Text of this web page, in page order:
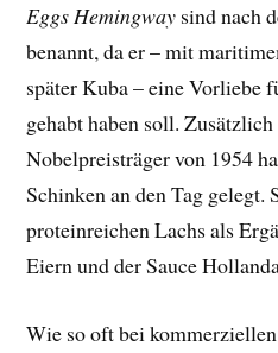
Eggs Hemingway sind nach
benannt, da er – mit
später Kuba – eine Vorliebe
gehabt haben soll.
Nobelpreisträger von 1954
Schinken an den Tag gelegt.
proteinreichen Lachs als
Eiern und der Sauce
Wie so oft bei